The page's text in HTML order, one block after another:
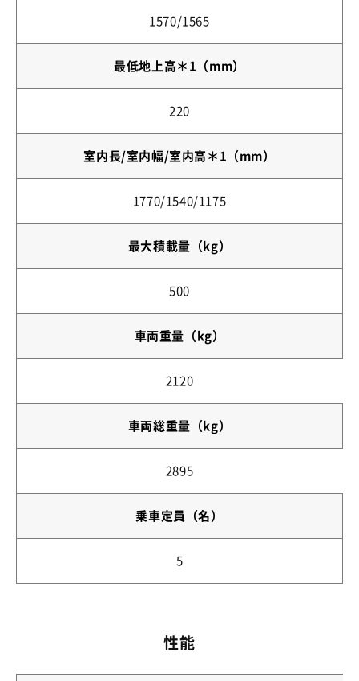
1570/1565
最低地上高＊1（mm）
220
室内長/室内幅/室内高＊1（mm）
1770/1540/1175
最大積載量（kg）
500
車両重量（kg）
2120
車両総重量（kg）
2895
乗車定員（名）
5
性能